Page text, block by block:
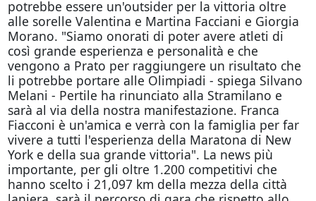
potrebbe essere un'outsider per la vittoria oltre
alle sorelle Valentina e Martina Facciani e Giorgia
Morano. "Siamo onorati di poter avere atleti di
così grande esperienza e personalità e che
vengono a Prato per raggiungere un risultato che
li potrebbe portare alle Olimpiadi - spiega Silvano
Melani - Pertile ha rinunciato alla Stramilano e
sarà al via della nostra manifestazione. Franca
Fiacconi è un'amica e verrà con la famiglia per far
vivere a tutti l'esperienza della Maratona di New
York e della sua grande vittoria". La news più
importante, per gli oltre 1.200 competitivi che
hanno scelto i 21,097 km della mezza della città